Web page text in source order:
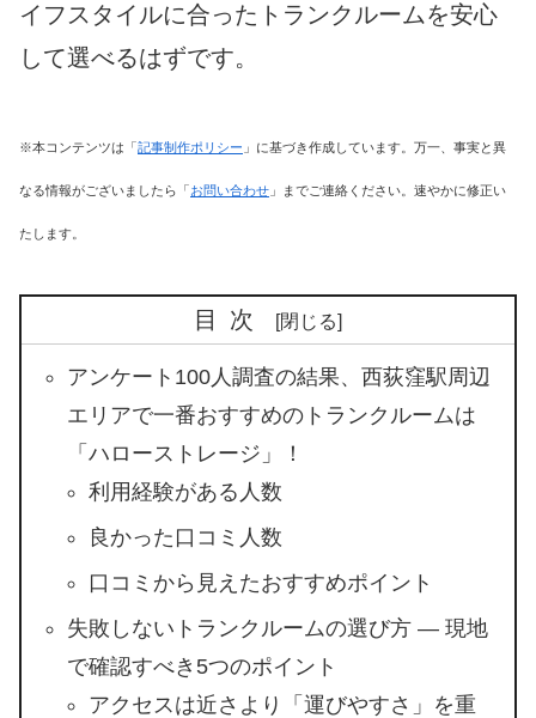
イフスタイルに合ったトランクルームを安心
して選べるはずです。
※本コンテンツは「記事制作ポリシー 」に基づき作成しています。万一、事実と異
なる情報がございましたら「お問い合わせ 」までご連絡ください。速やかに修正い
たします。
目次
アンケート100人調査の結果、西荻窪駅周辺
エリアで一番おすすめのトランクルームは
「ハローストレージ」！
利用経験がある人数
良かった口コミ人数
口コミから見えたおすすめポイント
失敗しないトランクルームの選び方 ― 現地
で確認すべき5つのポイント
アクセスは近さより「運びやすさ」を重